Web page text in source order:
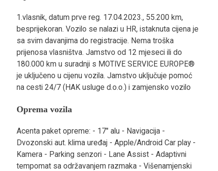
1.vlasnik, datum prve reg. 17.04.2023., 55.200 km,
besprijekoran. Vozilo se nalazi u HR, istaknuta cijena je
sa svim davanjima do registracije. Nema troška
prijenosa vlasništva. Jamstvo od 12 mjeseci ili do
180.000 km u suradnji s MOTIVE SERVICE EUROPE®
je uključeno u cijenu vozila. Jamstvo uključuje pomoć
na cesti 24/7 (HAK usluge d.o.o.) i zamjensko vozilo
Oprema vozila
Acenta paket opreme: - 17" alu - Navigacija -
Dvozonski aut. klima uređaj - Apple/Android Car play -
Kamera - Parking senzori - Lane Assist - Adaptivni
tempomat sa održavanjem razmaka - Višenamjenski